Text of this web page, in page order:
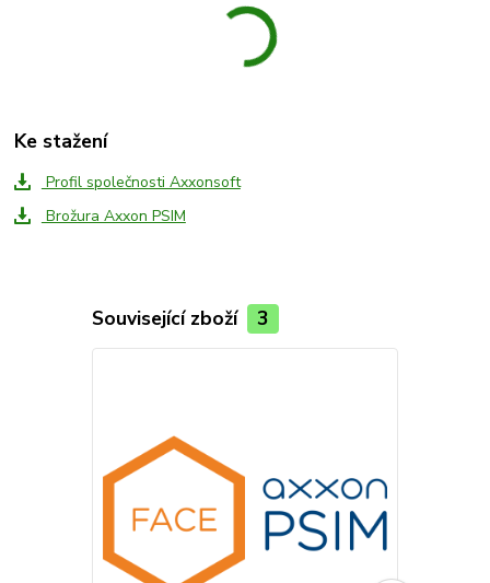
Ke stažení
Profil společnosti Axxonsoft
Brožura Axxon PSIM
Související zboží 3